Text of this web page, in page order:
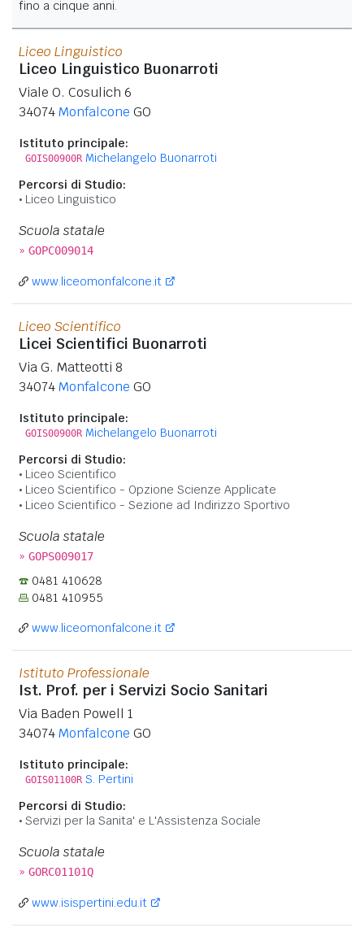
fino a cinque anni.
Liceo Linguistico
Liceo Linguistico Buonarroti
Viale O. Cosulich 6
34074Monfalcone GO
Istituto principale:
GOIS00900R Michelangelo Buonarroti
Percorsi di Studio:
Liceo Linguistico
Scuola statale
» GOPC009014
www.liceomonfalcone.it
Liceo Scientifico
Licei Scientifici Buonarroti
Via G. Matteotti 8
34074Monfalcone GO
Istituto principale:
GOIS00900R Michelangelo Buonarroti
Percorsi di Studio:
Liceo Scientifico
Liceo Scientifico - Opzione Scienze Applicate
Liceo Scientifico - Sezione ad Indirizzo Sportivo
Scuola statale
» GOPS009017
0481 410628
0481 410955
www.liceomonfalcone.it
Istituto Professionale
Ist. Prof. per i Servizi Socio Sanitari
Via Baden Powell 1
34074Monfalcone GO
Istituto principale:
GOIS01100R S. Pertini
Percorsi di Studio:
Servizi per la Sanita' e L'Assistenza Sociale
Scuola statale
» GORC01101Q
www.isispertini.edu.it